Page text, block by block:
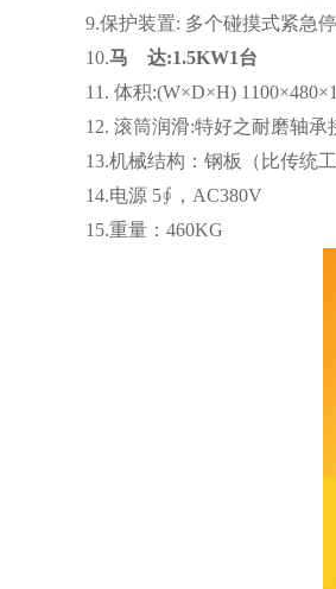
9.保护装置: 多个碰摸式紧急
10.马 达:1.5KW1台
11. 体积:(W×D×H)
12. 滚筒润滑:特好之耐磨
13.机械结构：钢板（比传统
14.电源 5∮，AC380V
15.重量：460KG